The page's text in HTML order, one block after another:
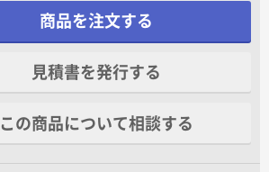
商品を注文する
見積書を発行する
この商品について相談する